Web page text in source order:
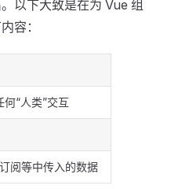
以下大致是在为 Vue 组
容：
“人类”交互
阅等中传入的数据